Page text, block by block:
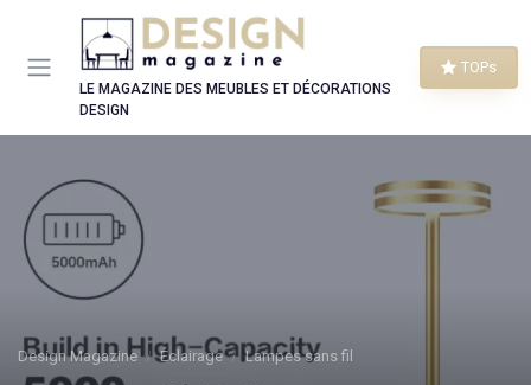
LE MAGAZINE DES MEUBLES ET DÉCORATIONS
DESIGN
TOPs
Design Magazine Éclairage Lampes sans fil
Panneau de gestion des cookies